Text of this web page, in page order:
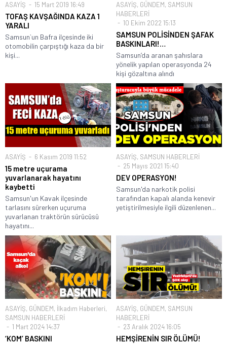
ASAYİŞ 15 Mart 2019 16:49
TOFAŞ KAVŞAĞINDA KAZA 1
YARALI
Samsun`un Bafra ilçesinde iki
otomobilin çarpıştığı kaza da bir
kişi...
ASAYİŞ, GÜNDEM, SAMSUN
HABERLERİ
10 Ekim 2022 15:13
SAMSUN POLİSİNDEN ŞAFAK
BASKINLARI!…
Samsun’da aranan şahıslara
yönelik yapılan operasyonda 24
kişi gözaltına alındı
ASAYİŞ 6 Kasım 2019 11:52
15 metre uçurama
yuvarlanarak hayatını
kaybetti
Samsun'un Kavak ilçesinde
tarlasını sürerken uçuruma
yuvarlanan traktörün sürücüsü
hayatını...
ASAYİŞ, SAMSUN HABERLERİ
25 Mayıs 2021 15:40
DEV OPERASYON!
Samsun'da narkotik polisi
tarafından kapalı alanda kenevir
yetiştirilmesiyle ilgili düzenlenen...
ASAYİŞ, GÜNDEM, İlkadım Haberleri,
SAMSUN HABERLERİ
1 Mart 2024 14:37
‘KOM’ BASKINI
ASAYİŞ, GÜNDEM, SAMSUN
HABERLERİ
23 Aralık 2024 16:05
HEMŞİRENİN SIR ÖLÜMÜ!